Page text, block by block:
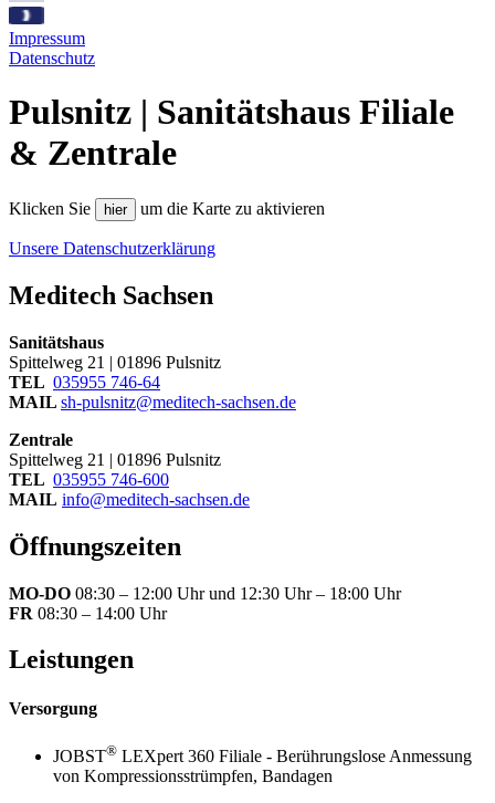
Impressum
Datenschutz
Pulsnitz | Sanitätshaus Filiale
& Zentrale
Klicken Sie hier um die Karte zu aktivieren
Unsere Datenschutzerklärung
Meditech Sachsen
Sanitätshaus
Spittelweg 21 | 01896 Pulsnitz
TEL 035955 746-64
MAIL sh-pulsnitz@meditech-sachsen.de
Zentrale
Spittelweg 21 | 01896 Pulsnitz
TEL 035955 746-600
MAIL info@meditech-sachsen.de
Öffnungszeiten
MO-DO 08:30 – 12:00 Uhr und 12:30 Uhr – 18:00 Uhr
FR 08:30 – 14:00 Uhr
Leistungen
Versorgung
JOBST® LEXpert 360 Filiale - Berührungslose Anmessung
von Kompressionsstrümpfen, Bandagen